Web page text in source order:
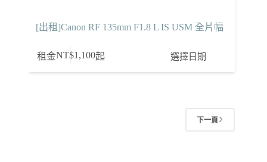
[出租]Canon RF 135mm F1.8 L IS USM 全片幅
租金NT$1,100起 選擇日期
下一頁